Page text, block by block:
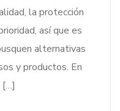
la protección
así que es
alternativas
y productos. En
[…]